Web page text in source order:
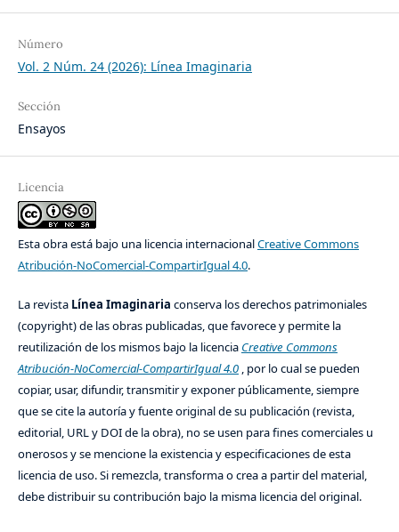
Número
Vol. 2 Núm. 24 (2026): Línea Imaginaria
Sección
Ensayos
Licencia
Esta obra está bajo una licencia internacionalCreative Commons
Atribución-NoComercial-CompartirIgual 4.0.
La revista Línea Imaginaria conserva los derechos patrimoniales
(copyright) de las obras publicadas, que favorece y permite la
reutilización de los mismos bajo la licencia Creative Commons
Atribución-NoComercial-CompartirIgual 4.0, por lo cual se pueden
copiar, usar, difundir, transmitir y exponer públicamente, siempre
que se cite la autoría y fuente original de su publicación (revista,
editorial, URL y DOI de la obra), no se usen para fines comerciales u
onerosos y se mencione la existencia y especificaciones de esta
licencia de uso. Si remezcla, transforma o crea a partir del material,
debe distribuir su contribución bajo la misma licencia del original.